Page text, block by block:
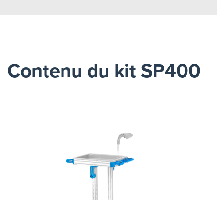
Contenu du kit SP400